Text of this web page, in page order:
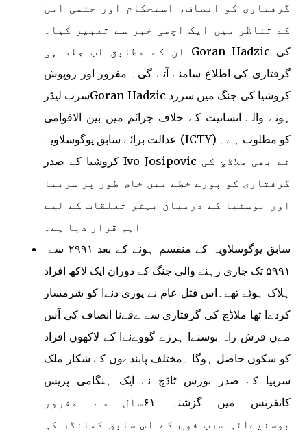
گرفتاری کو انصاف، استحکام اور حتمی امن
کے تناظر میں ایک اچھی خبر سے تعبیر کیا۔
ان کے مطابق اب جلد ہی Goran Hadzic کی
گرفتاری کی اطلاع سامنے آئے گی۔ مفرور اور روپوش
سرب لیڈرGoran Hadzic کروشیا کی جنگ میں سرزد
ہونے والے انسانیت کے خلاف جرائم میں بین الاقوامی
عدالت برائے سابق یوگوسلاویہ (ICTY) کو مطلوب ہے۔
کروشیا کے صدر Ivo Josipovic نے بھی ملاڈچ کی
گرفتاری کو پورے خطے میں خاص طور پر سربیا
اور بوسنیا کے درمیان بہتر تعلقات کے لیے
اہم قرار دیا ہے۔
سابق یوگوسلاویہ کے منقسم ہونے کے بعد ۲۹۹۱ سے
۵۹۹۱ تک جاری رہنے والی جنگ کے دوران ایک لاکھ افراد
ہلاک ہوئے تھے۔اس قتل عام نے پوری دنےا کو شرمسار
کردےا تھا ملاڈچ کی گرفتاری سے ےقےنا انصاف کی آس
مےں فرش راہ بوسنےا ہرزے گووےنےا کے لاکھوں افراد
کو سکون حاصل ہوگا ۔مختلف پابندےوں کے شکار ملک
سربیا کے صدر بورس ٹاڈچ نے ایک ہنگامی پریس
کانفرنس میں گزشتہ ۶۱سال سے مفرور
بوسنیےائی سرب فوج کے اس سابق کمانڈر کی